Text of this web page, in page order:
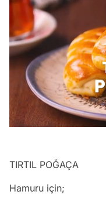
TIRTIL POĞAÇA
Hamuru için;